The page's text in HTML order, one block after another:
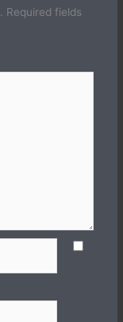
Required fields